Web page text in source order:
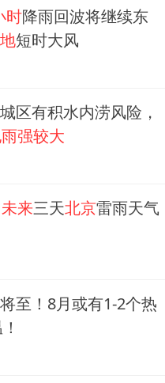
时降雨回波将继续东
短时大风
区有积水内涝风险，
强较大
未来三天北京雷雨天气
至！8月或有1-2个热